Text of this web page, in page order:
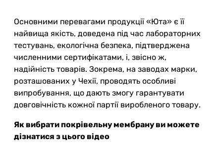
Основними перевагами продукції «Юта» є її
найвища якість, доведена під час лабораторних
тестувань, екологічна безпека, підтверджена
численними сертифікатами, і, звісно ж,
надійність товарів. Зокрема, на заводах марки,
розташованих у Чехії, проводять особливі
випробування, що дають змогу гарантувати
довговічність кожної партії виробленого товару.
Як вибрати покрівельну мембрану ви можете
дізнатися з цього відео